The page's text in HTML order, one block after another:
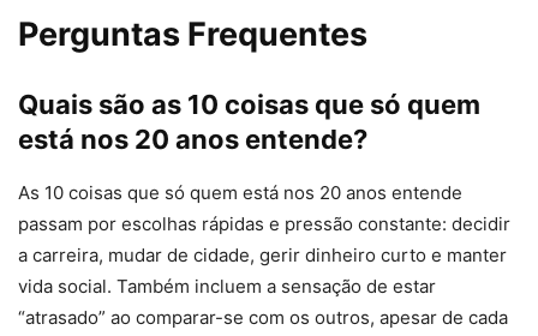
Perguntas Frequentes
Quais são as 10 coisas que só quem
está nos 20 anos entende?
As 10 coisas que só quem está nos 20 anos entende
passam por escolhas rápidas e pressão constante: decidir
a carreira, mudar de cidade, gerir dinheiro curto e manter
vida social. Também incluem a sensação de estar
“atrasado” ao comparar-se com os outros, apesar de cada